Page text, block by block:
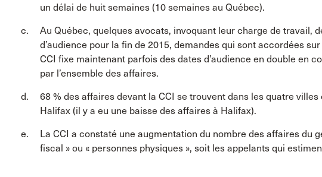
un délai de huit semaines (10 semaines au Québec).
Au Québec, quelques avocats, invoquant leur charge de travail,
d’audience pour la fin de 2015, demandes qui sont accordées
CCI fixe maintenant parfois des dates d’audience en double en
par l’ensemble des affaires.
68 % des affaires devant la CCI se trouvent dans les quatre
Halifax (il y a eu une baisse des affaires à Halifax).
La CCI a constaté une augmentation du nombre des affaires du
fiscal » ou « personnes physiques », soit les appelants qui